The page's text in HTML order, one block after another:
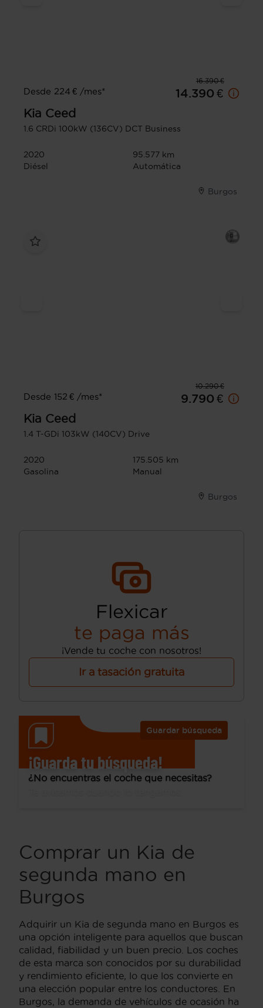
16.390 €
Desde 224 € /mes*
14.390 €
Kia Ceed
1.6 CRDi 100kW (136CV) DCT Business
2020
95.577 km
Diésel
Automática
Burgos
10.290 €
Desde 152 € /mes*
9.790 €
Kia Ceed
1.4 T-GDi 103kW (140CV) Drive
2020
175.505 km
Gasolina
Manual
Burgos
Flexicar
te paga más
¡Vende tu coche con nosotros!
Ir a tasación gratuita
Guardar búsqueda
¡Guarda tu búsqueda!
¿No encuentras el coche que necesitas?
Comprar un Kia de
segunda mano en
Burgos
Adquirir un Kia de segunda mano en Burgos es
una opción inteligente para aquellos que buscan
calidad, fiabilidad y un buen precio. Los coches
de esta marca son conocidos por su durabilidad
y rendimiento eficiente, lo que los convierte en
una elección popular entre los conductores. En
Burgos, la demanda de vehículos de ocasión ha